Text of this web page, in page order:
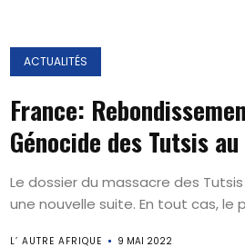
ACTUALITÉS
France:
Génocide des Tutsis
Le dossier du massacre des
une nouvelle suite. En tout cas, le
L’ AUTRE AFRIQUE 9 MAI 2022